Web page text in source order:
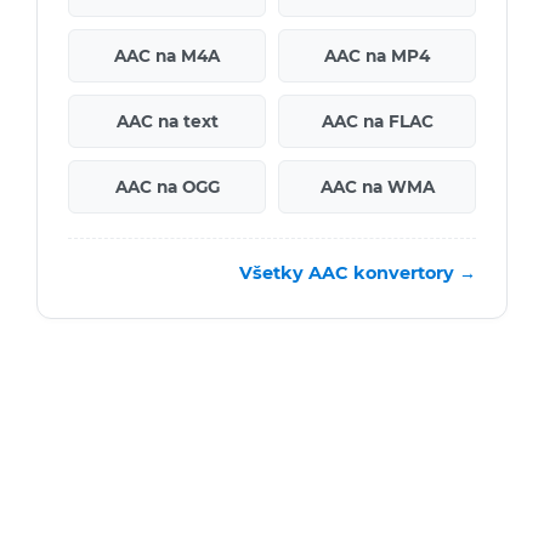
AAC na M4A AAC na MP4
AAC na text AAC na FLAC
AAC na OGG AAC na WMA
Všetky AAC konvertory →